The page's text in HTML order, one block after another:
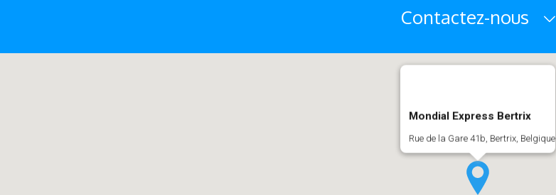
Contactez-nous
Mondial Express Bertrix
Rue de la Gare 41b, Bertrix, Belgique